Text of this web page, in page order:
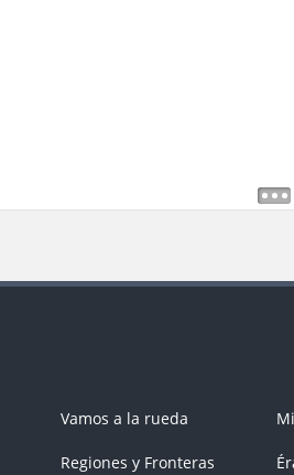
Vamos a la rueda
Regiones y Fronteras